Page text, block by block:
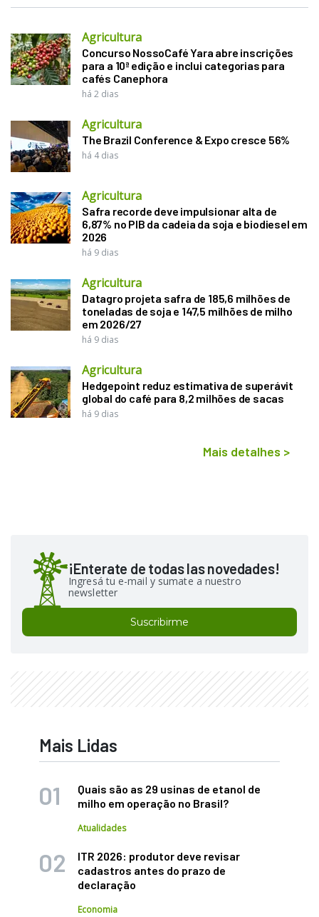
Agricultura
Concurso NossoCafé Yara abre inscrições
para a 10ª edição e inclui categorias para
cafés Canephora
há 2 dias
Agricultura
The Brazil Conference & Expo cresce 56%
há 4 dias
Agricultura
Safra recorde deve impulsionar alta de
6,87% no PIB da cadeia da soja e biodiesel em
2026
há 9 dias
Agricultura
Datagro projeta safra de 185,6 milhões de
toneladas de soja e 147,5 milhões de milho
em 2026/27
há 9 dias
Agricultura
Hedgepoint reduz estimativa de superávit
global do café para 8,2 milhões de sacas
há 9 dias
Mais detalhes >
¡Enterate de todas las novedades!
Ingresá tu e-mail y sumate a nuestro
newsletter
Suscribirme
Mais Lidas
Quais são as 29 usinas de etanol de
milho em operação no Brasil?
Atualidades
ITR 2026: produtor deve revisar
cadastros antes do prazo de
declaração
Economia